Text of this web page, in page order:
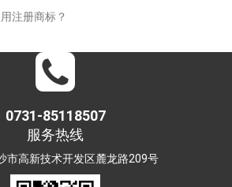
注册商标？
0731-85118507
服务热线
市高新技术开发区麓龙路209号